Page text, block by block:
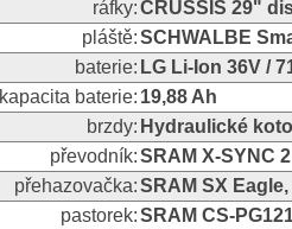
ráfky:CRUSSIS 29"
pláště:SCHWALBE
baterie: LG Li-Ion 36V /
kapacita baterie: 19,88 Ah
brzdy: Hydraulické
převodník:SRAM X-SYNC
přehazovačka:SRAM SX
pastorek:SRAM CS-